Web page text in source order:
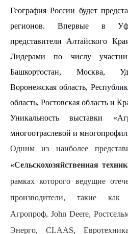
География России будет
регионов. Впервые в
представители Алтайского
Лидерами по числу
Башкортостан, Москва,
Воронежская область,
область, Ростовская область и
Уникальность выставки
многоотраслевой и
Одним из наиболее
«Сельскохозяйственная
рамках которого ведущие
производители, такие
Агропроф, John Deere,
Энерго, CLAAS,